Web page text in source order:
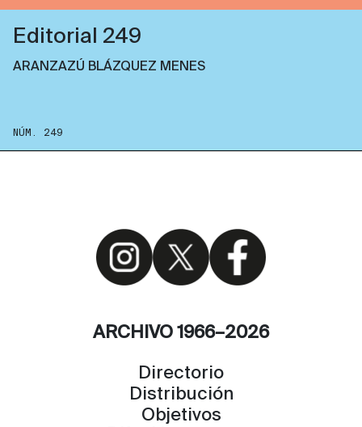
Editorial 249
ARANZAZÚ BLÁZQUEZ MENES
NÚM. 249
ARCHIVO 1966–2026
Directorio
Distribución
Objetivos